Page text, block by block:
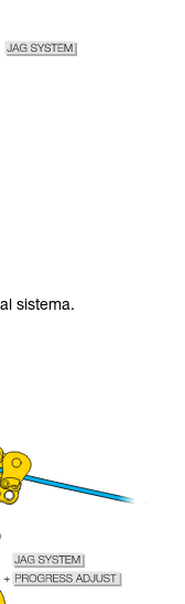
sistema.